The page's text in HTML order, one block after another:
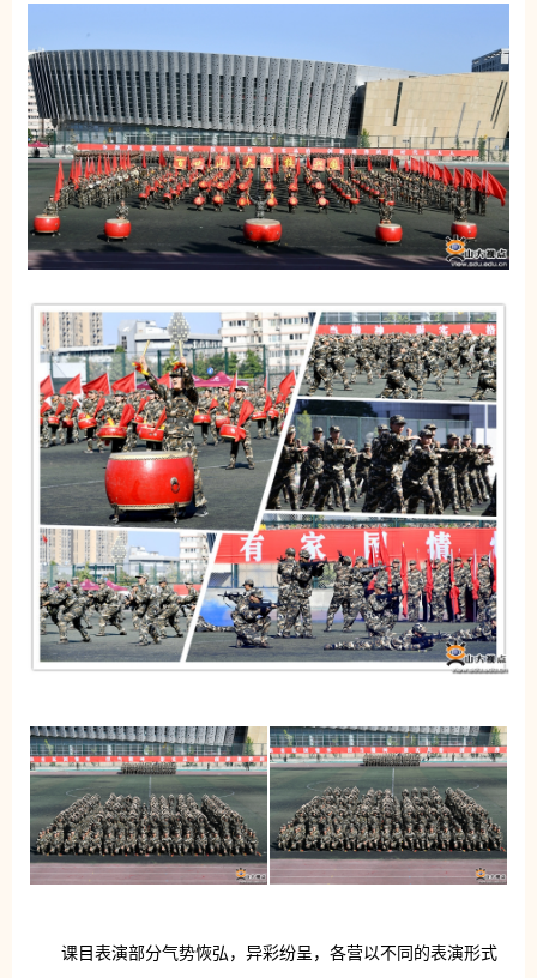
课目表演部分气势恢弘，异彩纷呈，各营以不同的表演形式